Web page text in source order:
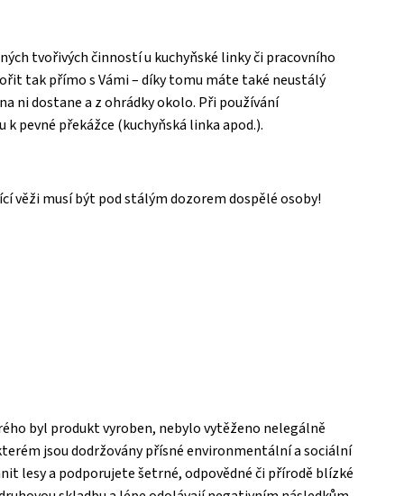
tvořivých činností u kuchyňské linky či pracovního
tak přímo s Vámi – díky tomu máte také neustálý
ni dostane a z ohrádky okolo. Při používání
pevné překážce (kuchyňská linka apod.).
věži musí být pod stálým dozorem dospělé osoby!
byl produkt vyroben, nebylo vytěženo nelegálně
jsou dodržovány přísné environmentální a sociální
lesy a podporujete šetrné, odpovědné či přírodě blízké